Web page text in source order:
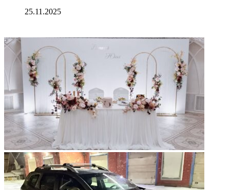
25.11.2025